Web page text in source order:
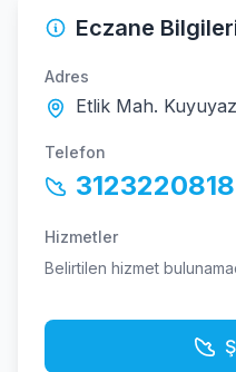
Eczane
Adres
Etlik Mah.
Telefon
3123220818
Hizmetler
Belirtilen hizmet